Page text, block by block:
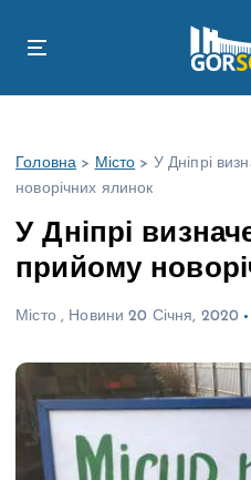
Головна > Місто > У Дніпрі
новорічних ялинок
У Дніпрі
прийому
Місто, Новини 20 Січня, 2020